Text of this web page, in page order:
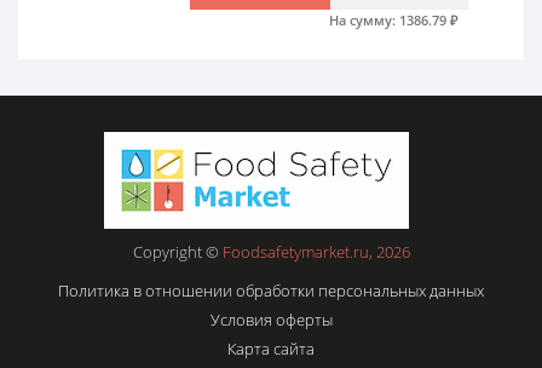
На сумму: 1386.79 ₽
Copyright © Foodsafetymarket.ru, 2026
Политика в отношении обработки персональных данных
Условия оферты
Карта сайта